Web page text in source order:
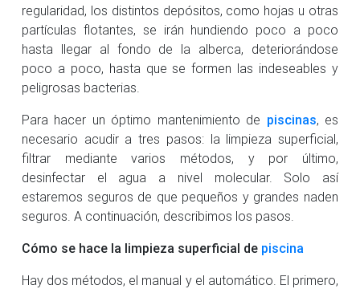
regularidad, los distintos depósitos, como hojas u otras
partículas flotantes, se irán hundiendo poco a poco
hasta llegar al fondo de la alberca, deteriorándose
poco a poco, hasta que se formen las indeseables y
peligrosas bacterias.
Para hacer un óptimo mantenimiento de piscinas, es
necesario acudir a tres pasos: la limpieza superficial,
filtrar mediante varios métodos, y por último,
desinfectar el agua a nivel molecular. Solo así
estaremos seguros de que pequeños y grandes naden
seguros. A continuación, describimos los pasos.
Cómo se hace la limpieza superficial de piscina
Hay dos métodos, el manual y el automático. El primero,